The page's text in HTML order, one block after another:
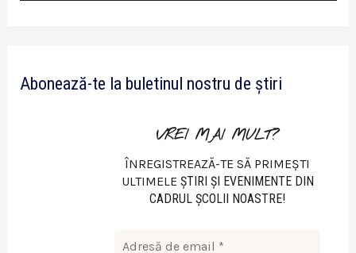
o
Abonează-te la buletinul nostru de știri
VREI MAI MULT?
ÎNREGISTREAZĂ-TE SĂ PRIMEȘTI
ULTIMELE ŞTIRI ŞI EVENIMENTE DIN
CADRUL ŞCOLII NOASTRE!